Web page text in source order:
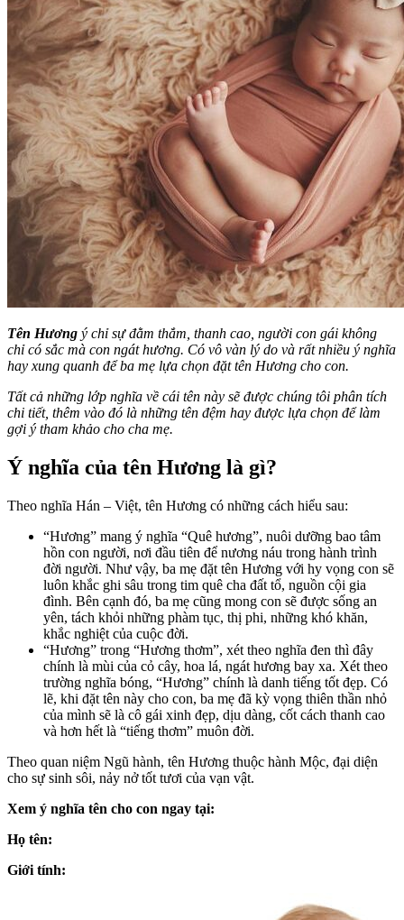
Tên Hương ý chỉ sự đằm thắm, thanh cao, người con gái không
chỉ có sắc mà con ngát hương. Có vô vàn lý do và rất nhiều ý nghĩa
hay xung quanh để ba mẹ lựa chọn đặt tên Hương cho con.
Tất cả những lớp nghĩa về cái tên này sẽ được chúng tôi phân tích
chi tiết, thêm vào đó là những tên đệm hay được lựa chọn để làm
gợi ý tham khảo cho cha mẹ.
Ý nghĩa của tên Hương là gì?
Theo nghĩa Hán – Việt, tên Hương có những cách hiểu sau:
“Hương” mang ý nghĩa “Quê hương”, nuôi dưỡng bao tâm
hồn con người, nơi đầu tiên để nương náu trong hành trình
đời người. Như vậy, ba mẹ đặt tên Hương với hy vọng con sẽ
luôn khắc ghi sâu trong tim quê cha đất tổ, nguồn cội gia
đình. Bên cạnh đó, ba mẹ cũng mong con sẽ được sống an
yên, tách khỏi những phàm tục, thị phi, những khó khăn,
khắc nghiệt của cuộc đời.
“Hương” trong “Hương thơm”, xét theo nghĩa đen thì đây
chính là mùi của cỏ cây, hoa lá, ngát hương bay xa. Xét theo
trường nghĩa bóng, “Hương” chính là danh tiếng tốt đẹp. Có
lẽ, khi đặt tên này cho con, ba mẹ đã kỳ vọng thiên thần nhỏ
của mình sẽ là cô gái xinh đẹp, dịu dàng, cốt cách thanh cao
và hơn hết là “tiếng thơm” muôn đời.
Theo quan niệm Ngũ hành, tên Hương thuộc hành Mộc, đại diện
cho sự sinh sôi, nảy nở tốt tươi của vạn vật.
Xem ý nghĩa tên cho con ngay tại:
Họ tên:
Giới tính: